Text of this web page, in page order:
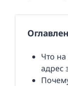
Что
адрес